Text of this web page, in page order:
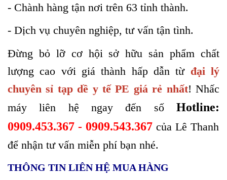
- Chành hàng tận nơi trên 63 tỉnh thành.
- Dịch vụ chuyên nghiệp, tư vấn tận tình.
Đừng bỏ lỡ cơ hội sở hữu sản phẩm chất
lượng cao với giá thành hấp dẫn từ đại lý
chuyên sỉ tạp dề y tế PE giá rẻ nhất! Nhấc
máy liên hệ ngay đến số Hotline:
0909.453.367 - 0909.543.367 của Lê Thanh
để nhận tư vấn miễn phí bạn nhé.
THÔNG TIN LIÊN HỆ MUA HÀNG